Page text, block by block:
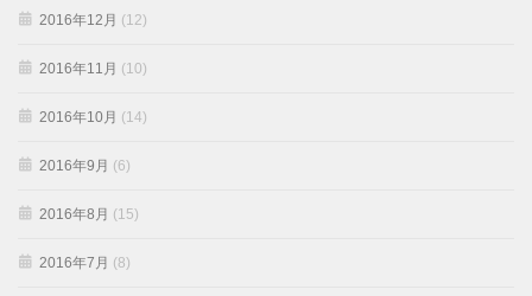
2016年12月 (12)
2016年11月 (10)
2016年10月 (14)
2016年9月 (6)
2016年8月 (15)
2016年7月 (8)